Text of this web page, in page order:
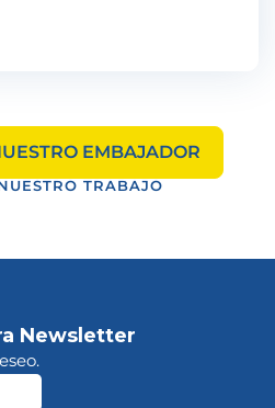
EMBAJADOR
TRABAJO
Newsletter